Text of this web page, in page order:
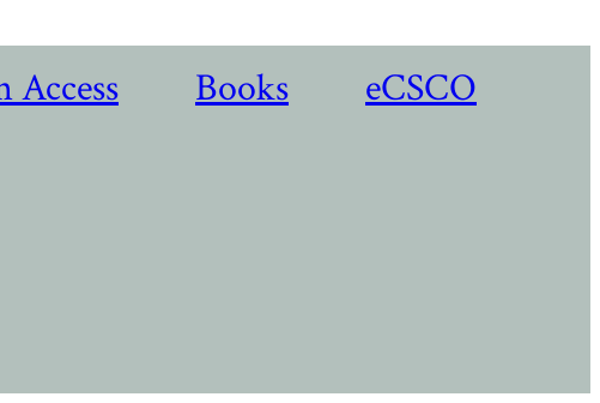
Access Books eCSCO